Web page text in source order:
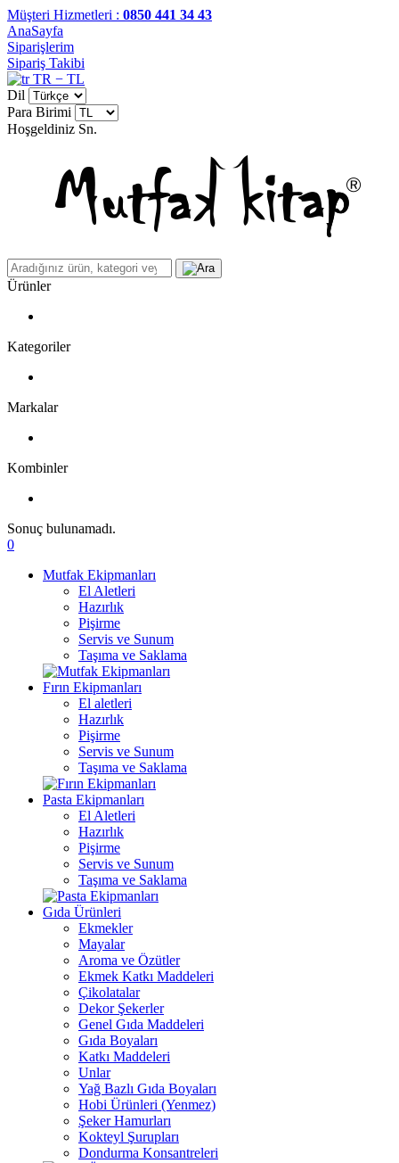
Müşteri Hizmetleri : 0850 441 34 43
AnaSayfa
Siparişlerim
Sipariş Takibi
TR − TL
Dil
Para Birimi
Hoşgeldiniz Sn.
Ürünler
Kategoriler
Markalar
Kombinler
Sonuç bulunamadı.
0
Mutfak Ekipmanları
El Aletleri
Hazırlık
Pişirme
Servis ve Sunum
Taşıma ve Saklama
Fırın Ekipmanları
El aletleri
Hazırlık
Pişirme
Servis ve Sunum
Taşıma ve Saklama
Pasta Ekipmanları
El Aletleri
Hazırlık
Pişirme
Servis ve Sunum
Taşıma ve Saklama
Gıda Ürünleri
Ekmekler
Mayalar
Aroma ve Özütler
Ekmek Katkı Maddeleri
Çikolatalar
Dekor Şekerler
Genel Gıda Maddeleri
Gıda Boyaları
Katkı Maddeleri
Unlar
Yağ Bazlı Gıda Boyaları
Hobi Ürünleri (Yenmez)
Şeker Hamurları
Kokteyl Şurupları
Dondurma Konsantreleri